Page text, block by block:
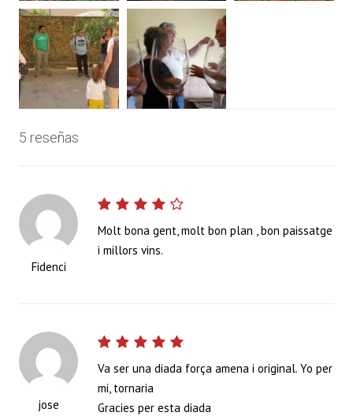
5 reseñas
Fidenci
Molt bona gent, molt bon plan , bon paissatge
i millors vins.
jose
Va ser una diada força amena i original. Yo per
mi, tornaria
Gracies per esta diada